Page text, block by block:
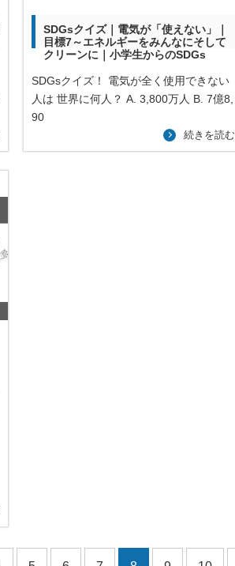
SDGsクイズ｜電気が「使えない」｜
目標7～エネルギーをみんなにそして
クリーンに｜小学生からのSDGs
SDGsクイズ！ 電気が全く使用できない
人は 世界に何人？ A. 3,800万人 B. 7億8,
90
続きを読む